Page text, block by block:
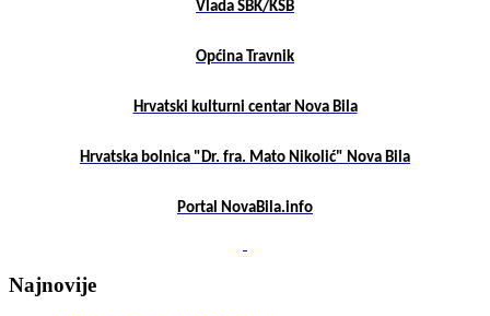
Vlada SBK/KSB
Općina Travnik
Hrvatski kulturni centar Nova Bila
Hrvatska bolnica "Dr. fra. Mato Nikolić" Nova Bila
Portal NovaBila.info
Najnovije